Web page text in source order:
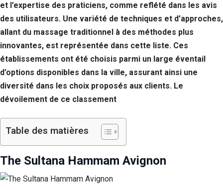
et l’expertise des praticiens, comme reflété dans les avis
des utilisateurs. Une variété de techniques et d’approches,
allant du massage traditionnel à des méthodes plus
innovantes, est représentée dans cette liste. Ces
établissements ont été choisis parmi un large éventail
d’options disponibles dans la ville, assurant ainsi une
diversité dans les choix proposés aux clients. Le
dévoilement de ce classement
Table des matières
The Sultana Hammam Avignon